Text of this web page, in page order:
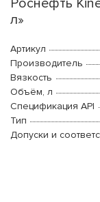
Роснефть
л»
Артикул
Производитель
Вязкость
Объём, л
Спецификация API
Тип
Допуски и